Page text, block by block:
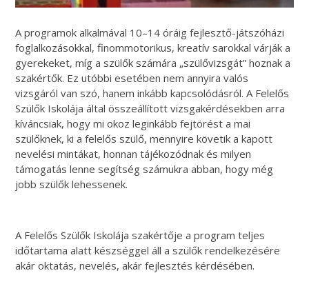
A programok alkalmával 10–14 óráig fejlesztő-játszóházi
foglalkozásokkal, finommotorikus, kreatív sarokkal várják a
gyerekeket, míg a szülők számára „szülővizsgát” hoznak a
szakértők. Ez utóbbi esetében nem annyira valós
vizsgáról van szó, hanem inkább kapcsolódásról. A Felelős
Szülők Iskolája által összeállított vizsgakérdésekben arra
kíváncsiak, hogy mi okoz leginkább fejtörést a mai
szülőknek, ki a felelős szülő, mennyire követik a kapott
nevelési mintákat, honnan tájékozódnak és milyen
támogatás lenne segítség számukra abban, hogy még
jobb szülők lehessenek.
A Felelős Szülők Iskolája szakértője a program teljes
időtartama alatt készséggel áll a szülők rendelkezésére
akár oktatás, nevelés, akár fejlesztés kérdésében.